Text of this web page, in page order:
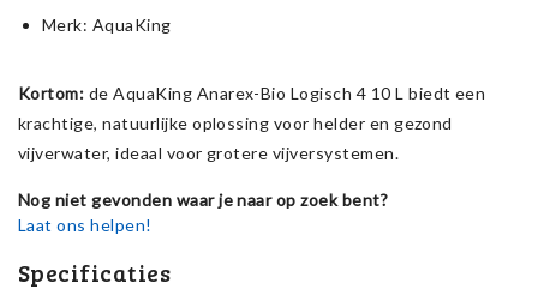
Merk: AquaKing
Kortom: de AquaKing Anarex-Bio Logisch 4 10 L biedt een
krachtige, natuurlijke oplossing voor helder en gezond
vijverwater, ideaal voor grotere vijversystemen.
Nog niet gevonden waar je naar op zoek bent?
Laat ons helpen!
Specificaties